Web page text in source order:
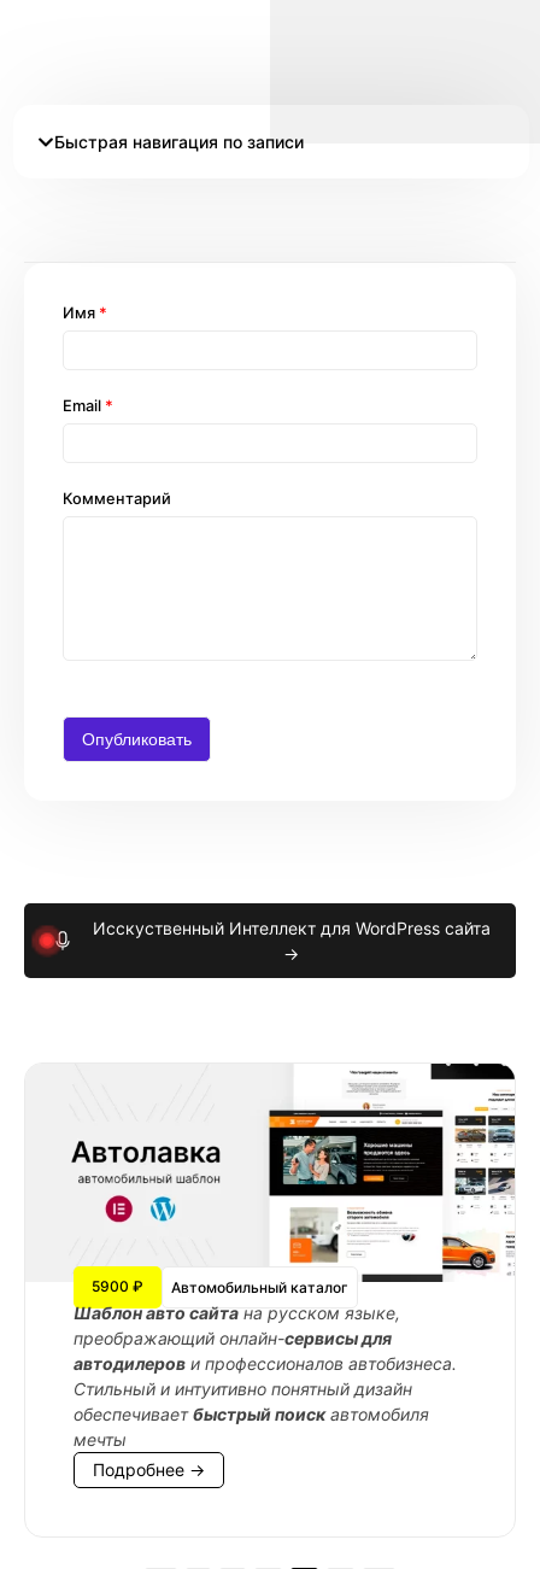
Быстрая навигация по записи
Комментарий
Имя *
Email *
Исскуственный Интеллект для WordPress сайта
→
5900 ₽ Автомобильный каталог
Шаблон авто сайта на русском языке,
преображающий онлайн-сервисы для
автодилеров и профессионалов автобизнеса.
Стильный и интуитивно понятный дизайн
обеспечиваетбыстрый поискавтомобиля
мечты
Подробнее →